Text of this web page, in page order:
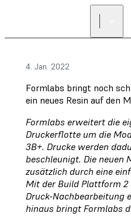
4. Jan. 2022
Formlabs bringt noch
ein neues Resin auf den
Formlabs erweitert die
Druckerflotte um die
3B+. Drucke werden
beschleunigt. Die neuen
zusätzlich durch eine
Mit der Build Plattform 2
Druck-Nachbearbeitung
hinaus bringt Formlabs